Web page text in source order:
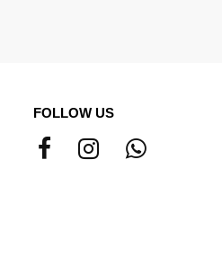
FOLLOW US